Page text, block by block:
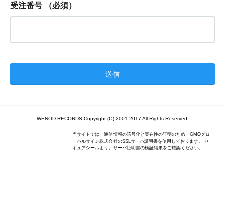
受注番号 （必須）
WENOD RECORDS Copyright (C) 2001-2017 All Rights Reserved.
当サイトでは、通信情報の暗号化と実在性の証明のため、GMOグロ
ーバルサイン株式会社のSSLサーバ証明書を使用しております。 セ
キュアシールより、サーバ証明書の検証結果をご確認ください。